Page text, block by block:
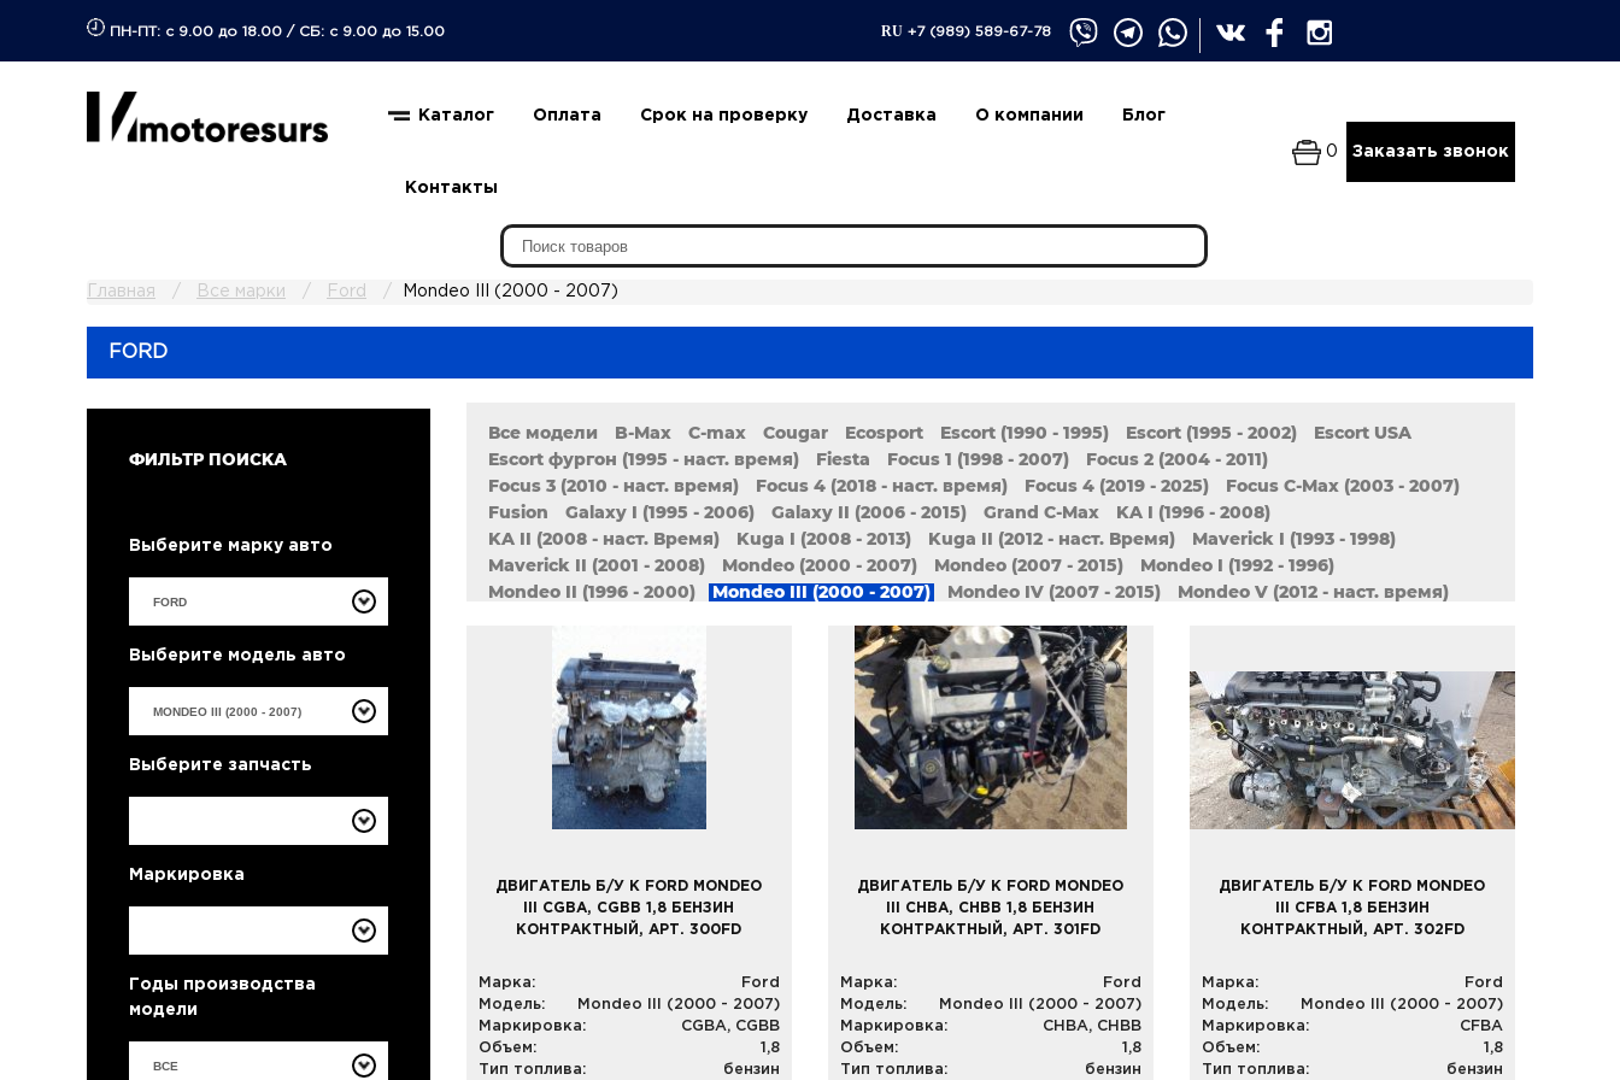
ПН-ПТ: с 9.00 до 18.00 / СБ: с 9.00 до 15.00 RU +7 (989) 589-67-78
Каталог Оплата Срок на проверку Доставка О компании Блог
Контакты
0 Заказать звонок
Главная Все марки Ford Mondeo III (2000 - 2007)
FORD
ФИЛЬТР ПОИСКА
Выберите марку авто
Выберите модель авто
Выберите запчасть
Маркировка
Годы производства
модели
ВСЕ
Все модели B-Max C-max Cougar Ecosport Escort (1990 - 1995) Escort (1995 - 2002)
Escort USA
Escort фургон (1995 - наст. время)
Fiesta Focus 1 (1998 - 2007)
Focus 2 (2004 - 2011)
Focus 3 (2010 - наст. время)
Focus 4 (2018 - наст. время) Focus 4 (2019 - 2025)
Focus C-Max (2003 - 2007)
Fusion
Galaxy I (1995 - 2006) Galaxy II (2006 - 2015) Grand C-Max
KA I (1996 - 2008)
KA II (2008 - наст. Время)
Kuga I (2008 - 2013) Kuga II (2012 - наст. Время)
Maverick I (1993 - 1998)
Maverick II (2001 - 2008)
Mondeo (2000 - 2007) Mondeo (2007 - 2015)
Mondeo I (1992 - 1996)
Mondeo II (1996 - 2000)
Mondeo III (2000 - 2007) Mondeo IV (2007 - 2015)
Mondeo V (2012 - наст. время)
Transit (1994 - 2000) Transit (2000 - 2006)
Transit Connect (2002 - 2013)
ДВИГАТЕЛЬ Б/У К FORD MONDEO
III CGBA, CGBB 1,8 БЕНЗИН
КОНТРАКТНЫЙ, АРТ. 300FD
Марка:
Ford
Модель:
Mondeo III (2000 - 2007)
Маркировка:
CGBA, CGBB
Объем:
1,8
Тип топлива:
бензин
ДВИГАТЕЛЬ Б/У К FORD MONDEO
III CHBA, CHBB 1,8 БЕНЗИН
КОНТРАКТНЫЙ, АРТ. 301FD
Марка:
Ford
Модель:
Mondeo III (2000 - 2007)
Маркировка:
CHBA, CHBB
Объем:
1,8
Тип топлива:
бензин
ДВИГАТЕЛЬ Б/У К FORD MONDEO
III CFBA 1,8 БЕНЗИН
КОНТРАКТНЫЙ, АРТ. 302FD
Марка:
Ford
Модель:
Mondeo III (2000 - 2007)
Маркировка:
CFBA
Объем:
1,8
Тип топлива:
бензин